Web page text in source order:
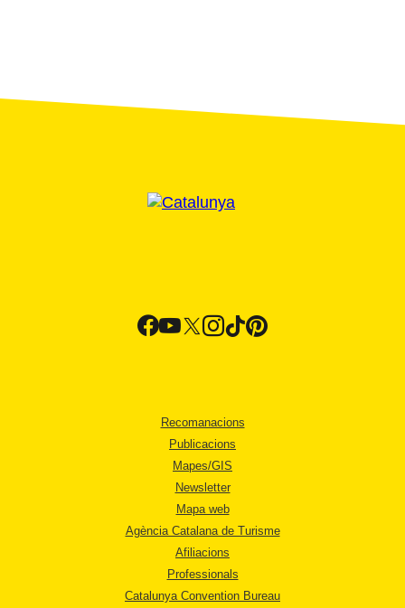
Recomanacions
Publicacions
Mapes/GIS
Newsletter
Mapa web
Agència Catalana de Turisme
Afiliacions
Professionals
Catalunya Convention Bureau